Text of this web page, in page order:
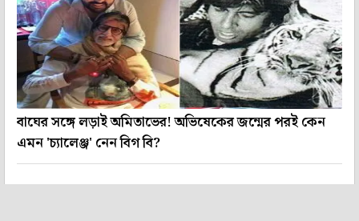
বাঘের সঙ্গে লড়াই অমিতাভের! অভিষেকের জন্মের পরই কেন
এমন 'চ্যালেঞ্জ' নেন বিগ বি?